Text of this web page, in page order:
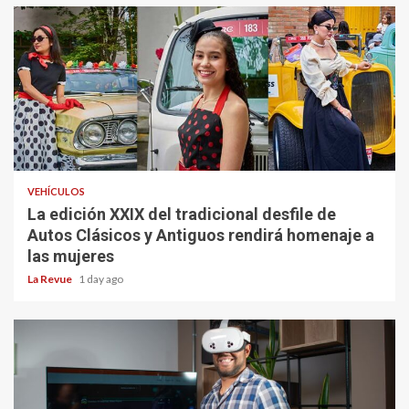
VEHÍCULOS
La edición XXIX del tradicional desfile de
Autos Clásicos y Antiguos rendirá homenaje a
las mujeres
La Revue 1 day ago